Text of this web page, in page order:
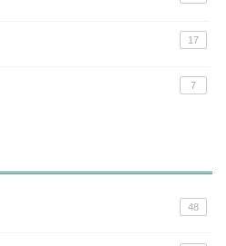
17
7
48